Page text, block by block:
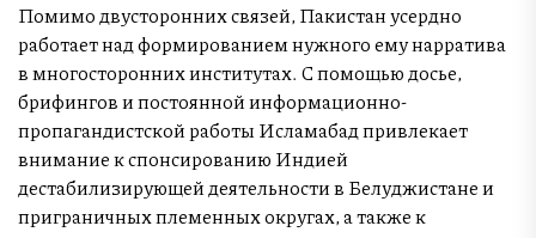
Помимо двусторонних связей, Пакистан усердно
работает над формированием нужного ему нарратива
в многосторонних институтах. С помощью досье,
брифингов и постоянной информационно-
пропагандистской работы Исламабад привлекает
внимание к спонсированию Индией
дестабилизирующей деятельности в Белуджистане и
приграничных племенных округах, а также к